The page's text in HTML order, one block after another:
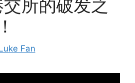
所的破发之
Fan